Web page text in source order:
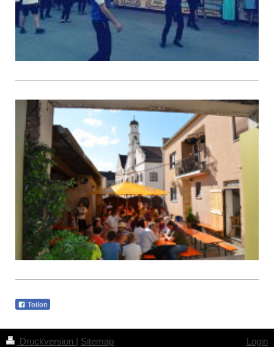
Teilen
Druckversion | Sitemap Login